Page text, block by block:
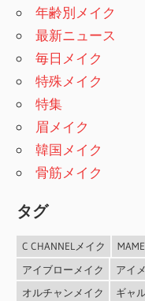
年齢別メイク
最新ニュース
毎日メイク
特殊メイク
特集
眉メイク
韓国メイク
骨筋メイク
タグ
C CHANNELメイク
アイブローメイク
アイ
オルチャンメイク
ギャ